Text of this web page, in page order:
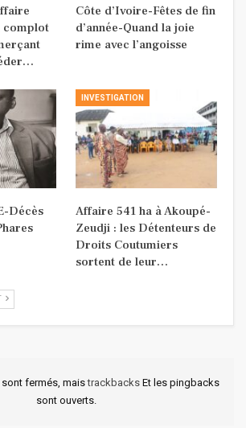
complot
Côte d’Ivoire-Fêtes de fin
d’année-Quand la joie
rime avec l’angoisse
Décès
INVESTIGATION
Affaire 541 ha à Akoupé-
Zeudji : les Détenteurs de
Droits Coutumiers
sortent de leur…
fermés, maistrackbacks Et les pingbacks
sont ouverts.